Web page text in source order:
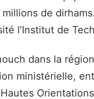
de
l’Institut de
dans la
ministérielle,